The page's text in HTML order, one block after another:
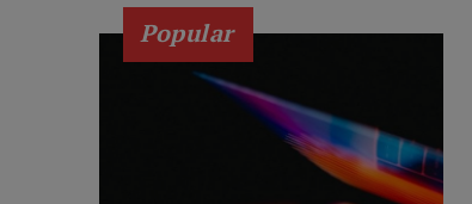
Popular